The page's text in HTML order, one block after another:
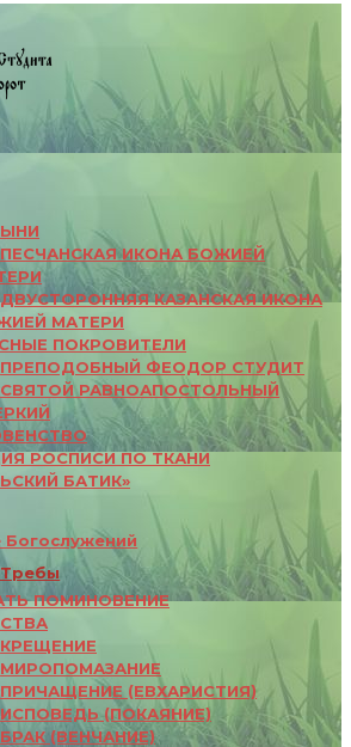
ПЕСЧАНСКАЯ ИКОНА БОЖИЕЙ
ДВУСТОРОННЯЯ КАЗАНСКАЯ ИКОНА
МАТЕРИ
ПОКРОВИТЕЛИ
ПРЕПОДОБНЫЙ ФЕОДОР СТУДИТ
СВЯТОЙ РАВНОАПОСТОЛЬНЫЙ
РОСПИСИ ПО ТКАНИ
БАТИК»
Богослужений
Требы
ПОМИНОВЕНИЕ
КРЕЩЕНИЕ
МИРОПОМАЗАНИЕ
ПРИЧАЩЕНИЕ (ЕВХАРИСТИЯ)
ИСПОВЕДЬ (ПОКАЯНИЕ)
БРАК (ВЕНЧАНИЕ)